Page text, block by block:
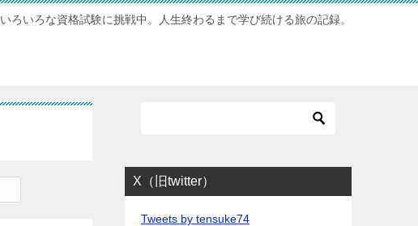
いろいろな資格試験に挑戦中。人生終わるまで学び続ける旅の記録。
X（旧twitter）
Tweets by tensuke74